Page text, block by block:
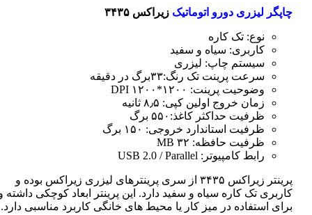
چاپگر لیزری دورو اتوماتیک زیراکس ۳۴۳۵
نوع: تک کاره
کاربری: سیاه و سفید
سیستم چاپ: لیزری
سرعت پرینت تک رنگ:۳۳برگ در دقیقه
وضوحیت پرینت: ۱۲۰۰*۱۲۰۰ DPI
زمان خروج اولین کپی: ۸٫۵ ثانیه
ظرفیت حداکثر کاغذ:۵۵۰ برگ
ظرفیت استاندارد خروجی: ۱۵۰ برگ
ظرفیت حافظه: ۳۲ MB
رابط کامپیوتر: USB 2.0 / Parallel
پرینتر زیراکس ۳۴۳۵ از سری پرینترهای لیزری زیراکس بوده و
کاربری تک کاره سیاه و سفید دارد. این پرینتر ابعاد کوچکی داشته
برای استفاده در میز کار یا محیط های خانگی کاربرد مناسبی دارد.